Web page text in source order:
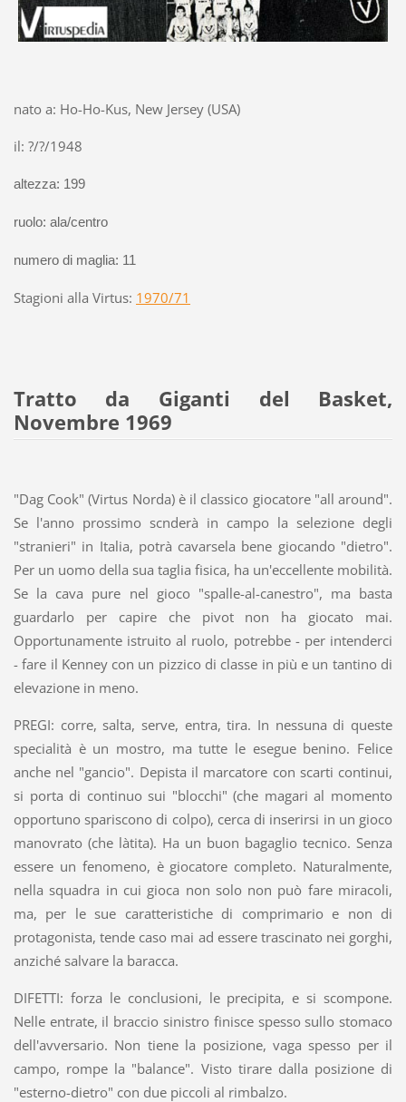
nato a: Ho-Ho-Kus, New Jersey (USA)
il: ?/?/1948
altezza: 199
ruolo: ala/centro
numero di maglia: 11
Stagioni alla Virtus: 1970/71
Tratto da Giganti del Basket,
Novembre 1969
"Dag Cook" (Virtus Norda) è il classico giocatore "all around".
Se l'anno prossimo scnderà in campo la selezione degli
"stranieri" in Italia, potrà cavarsela bene giocando "dietro".
Per un uomo della sua taglia fisica, ha un'eccellente mobilità.
Se la cava pure nel gioco "spalle-al-canestro", ma basta
guardarlo per capire che pivot non ha giocato mai.
Opportunamente istruito al ruolo, potrebbe - per intenderci
- fare il Kenney con un pizzico di classe in più e un tantino di
elevazione in meno.
PREGI: corre, salta, serve, entra, tira. In nessuna di queste
specialità è un mostro, ma tutte le esegue benino. Felice
anche nel "gancio". Depista il marcatore con scarti continui,
si porta di continuo sui "blocchi" (che magari al momento
opportuno spariscono di colpo), cerca di inserirsi in un gioco
manovrato (che làtita). Ha un buon bagaglio tecnico. Senza
essere un fenomeno, è giocatore completo. Naturalmente,
nella squadra in cui gioca non solo non può fare miracoli,
ma, per le sue caratteristiche di comprimario e non di
protagonista, tende caso mai ad essere trascinato nei gorghi,
anziché salvare la baracca.
DIFETTI: forza le conclusioni, le precipita, e si scompone.
Nelle entrate, il braccio sinistro finisce spesso sullo stomaco
dell'avversario. Non tiene la posizione, vaga spesso per il
campo, rompe la "balance". Visto tirare dalla posizione di
"esterno-dietro" con due piccoli al rimbalzo.